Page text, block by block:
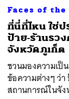
Faces of the
ที่นี่ที่ไหน ใช่ป
ป้าย-ร้านรว
จังหวัดภูเก็ต
ชวนมองความเป็
ข้อความต่างๆ ว่
สถานการณ์ในจัง